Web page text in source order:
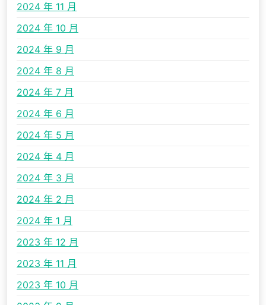
2024 年 11 月
2024 年 10 月
2024 年 9 月
2024 年 8 月
2024 年 7 月
2024 年 6 月
2024 年 5 月
2024 年 4 月
2024 年 3 月
2024 年 2 月
2024 年 1 月
2023 年 12 月
2023 年 11 月
2023 年 10 月